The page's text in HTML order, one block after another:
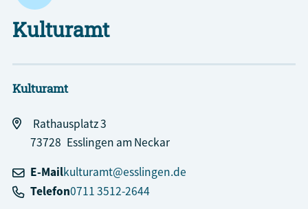
Kulturamt
Kulturamt
Rathausplatz 3
73728 Esslingen am Neckar
E-Mailkulturamt@esslingen.de
Telefon0711 3512-2644